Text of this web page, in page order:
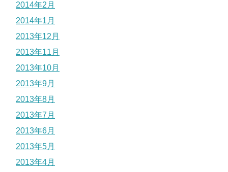
2014年2月
2014年1月
2013年12月
2013年11月
2013年10月
2013年9月
2013年8月
2013年7月
2013年6月
2013年5月
2013年4月